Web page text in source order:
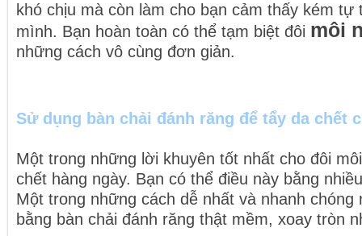
khó chịu mà còn làm cho bạn cảm thấy kém
mình. Bạn hoàn toàn có thể tạm biệt đôi môi
những cách vô cùng đơn giản.
Sử dụng bàn chải đánh răng để tẩy da chết
Một trong những lời khuyên tốt nhất cho đôi
chết hàng ngày. Bạn có thể điều này bằng
Một trong những cách dễ nhất và nhanh chóng
bằng bàn chải đánh răng thật mềm, xoay tròn